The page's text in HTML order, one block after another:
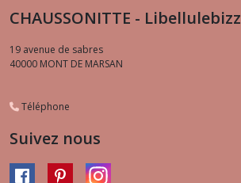
CHAUSSONITTE - Libellulebizz
19 avenue de sabres
40000 MONT DE MARSAN
Téléphone
Suivez nous